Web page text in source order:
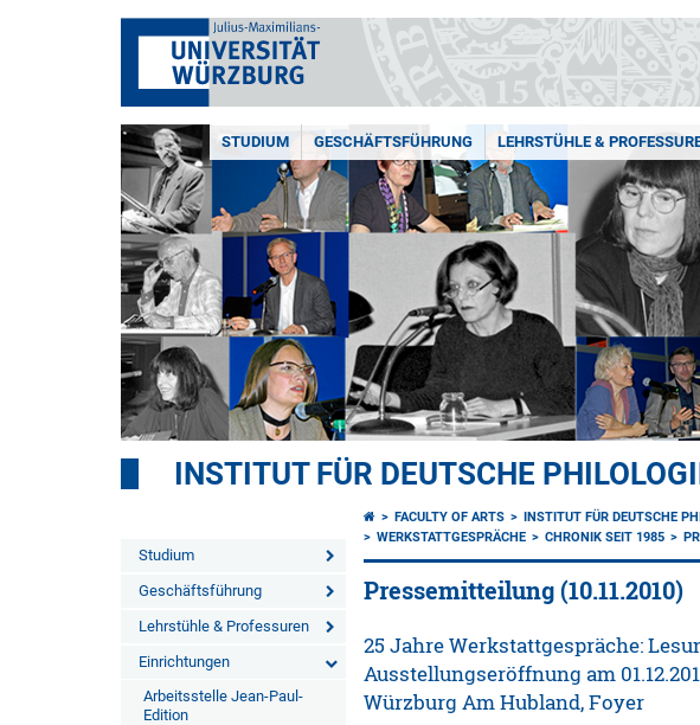
STUDIUM GESCHÄFTSFÜHRUNG LEHRSTÜHLE &
INSTITUT FÜR DEUTSCHE
Studium
Geschäftsführung
Lehrstühle & Professuren
Einrichtungen
Arbeitsstelle Jean-Paul-
Edition
FACULTY OF ARTS INSTITUT FÜR DEUTSCHE
WERKSTATTGESPRÄCHE
CHRONIK SEIT 1985
Pressemitteilung (10.11.2010)
25 Jahre Werkstattgespräche:
Ausstellungseröffnung am
Würzburg Am Hubland, Foyer